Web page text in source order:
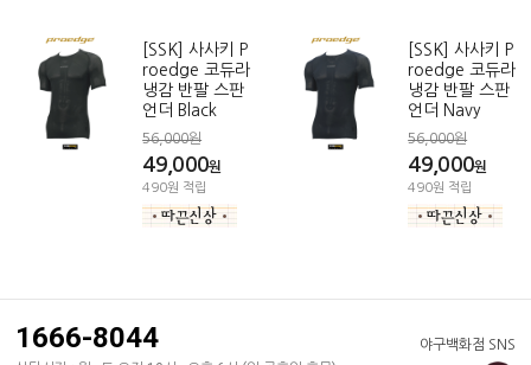
[SSK] 사사키 P
roedge 코듀라
냉감 반팔 스판
언더 Black
56,000원
49,000원
490원 적립
[SSK] 사사키 P
roedge 코듀라
냉감 반팔 스판
언더 Navy
56,000원
49,000원
490원 적립
야구백화점 SNS
1666-8044